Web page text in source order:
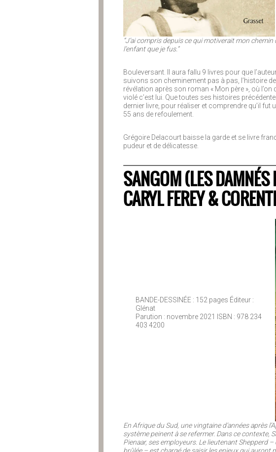
“J’ai compris depuis ce qui motiverait mon chemin
l’enfant que je fus.”
Bouleversant. Il aura fallu 9 livres pour que
suivons son cheminement pas à pas, l’histoire
révélation après son roman « Mon père », où l’on
violé c’est lui. Que toutes ses histoires
dernier livre, pour réaliser et comprendre qu’il fut
55 ans de refoulement.
Grégoire Delacourt baisse la garde et se livre
pudeur et de délicatesse.
SANGOM (LES DAMNÉS
CARYL FEREY &
BANDE-DESSINÉE : 152 pages Éditeur :
Glénat
Parution : novembre 2021 ISBN : 978 234
403 4200
En Afrique du Sud, une vingtaine d’années après
système peinent à se refermer. Dans ce contexte,
Pienaar, ses employeurs. Le lieutenant Shepperd
brûlée – est chargé de saisir les enjeux qui auront